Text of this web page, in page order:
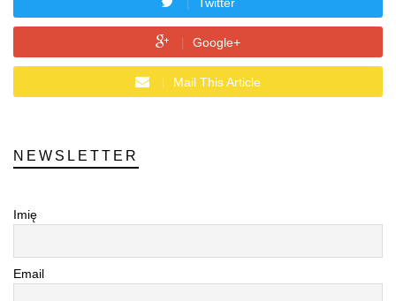
Google+
Mail This Article
NEWSLETTER
Imię
Email